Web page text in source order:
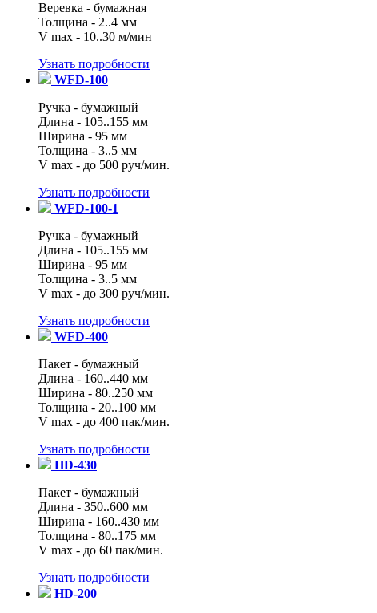
Веревка - бумажная
Толщина - 2..4 мм
V max - 10..30 м/мин
Узнать подробности
WFD-100
Ручка - бумажный
Длина - 105..155 мм
Ширина - 95 мм
Толщина - 3..5 мм
V max - до 500 руч/мин.
Узнать подробности
WFD-100-1
Ручка - бумажный
Длина - 105..155 мм
Ширина - 95 мм
Толщина - 3..5 мм
V max - до 300 руч/мин.
Узнать подробности
WFD-400
Пакет - бумажный
Длина - 160..440 мм
Ширина - 80..250 мм
Толщина - 20..100 мм
V max - до 400 пак/мин.
Узнать подробности
HD-430
Пакет - бумажный
Длина - 350..600 мм
Ширина - 160..430 мм
Толщина - 80..175 мм
V max - до 60 пак/мин.
Узнать подробности
HD-200